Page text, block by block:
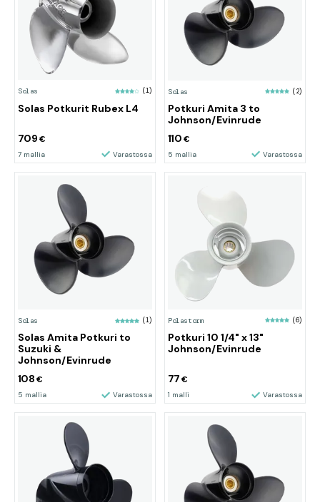
Solas (1)
Solas Potkurit Rubex L4
709 €
7 mallia Varastossa
Solas (2)
Potkuri Amita 3 to
Johnson/Evinrude
110 €
5 mallia Varastossa
Solas (1)
Solas Amita Potkuri to
Suzuki &
Johnson/Evinrude
108 €
5 mallia Varastossa
Polastorm (6)
Potkuri 10 1/4" x 13"
Johnson/Evinrude
77€
1 malli Varastossa